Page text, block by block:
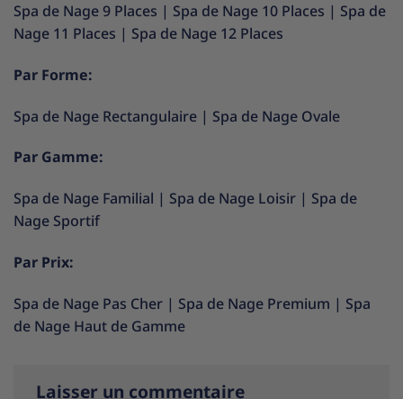
Spa de Nage 9 Places | Spa de Nage 10 Places | Spa de
Nage 11 Places | Spa de Nage 12 Places
Par Forme:
Spa de Nage Rectangulaire | Spa de Nage Ovale
Par Gamme:
Spa de Nage Familial | Spa de Nage Loisir | Spa de
Nage Sportif
Par Prix:
Spa de Nage Pas Cher | Spa de Nage Premium | Spa
de Nage Haut de Gamme
Laisser un commentaire